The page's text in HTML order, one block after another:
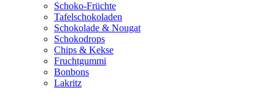
Schoko-Früchte
Tafelschokoladen
Schokolade & Nougat
Schokodrops
Chips & Kekse
Fruchtgummi
Bonbons
Lakritz